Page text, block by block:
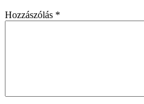
Hozzászólás *